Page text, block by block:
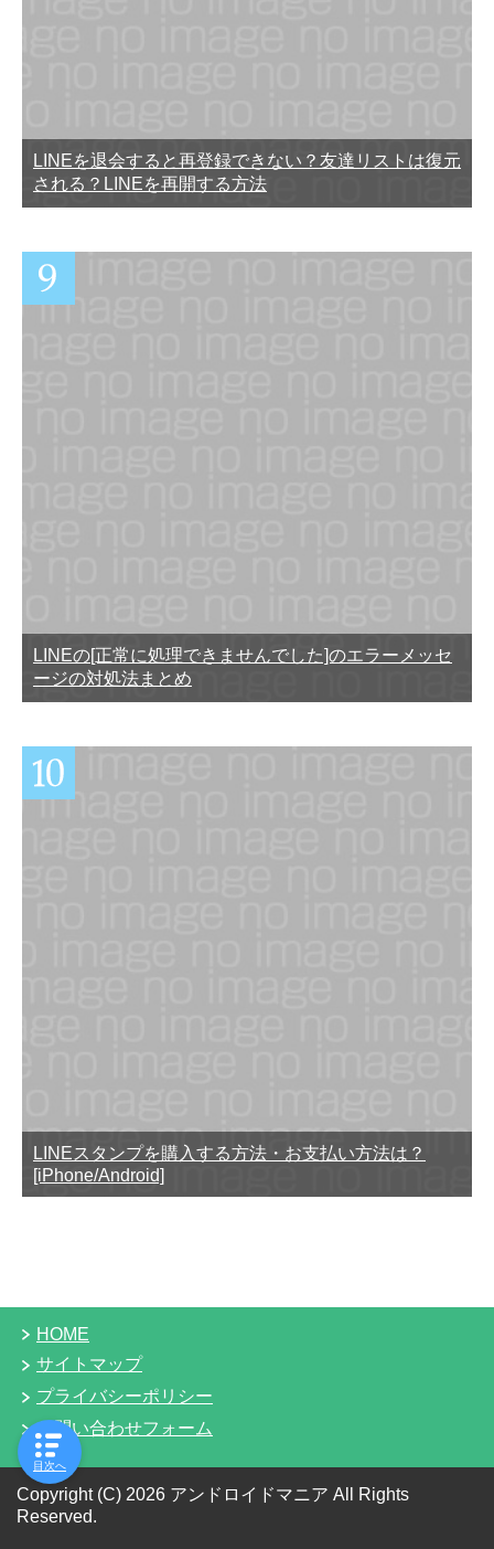
LINEを退会すると再登録できない？友達リストは復元
される？LINEを再開する方法
LINEの[正常に処理できませんでした]のエラーメッセ
ージの対処法まとめ
LINEスタンプを購入する方法・お支払い方法は？
[iPhone/Android]
HOME
サイトマップ
プライバシーポリシー
お問い合わせフォーム
Copyright (C) 2026 アンドロイドマニア All Rights
Reserved.
目次へ